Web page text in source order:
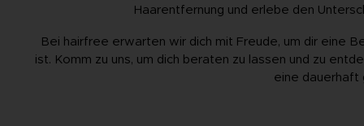
Haarentfernung und erlebe den
Bei hairfree erwarten wir dich mit Freude, um dir eine
ist. Komm zu uns, um dich beraten zu lassen und zu
eine dauerhaft